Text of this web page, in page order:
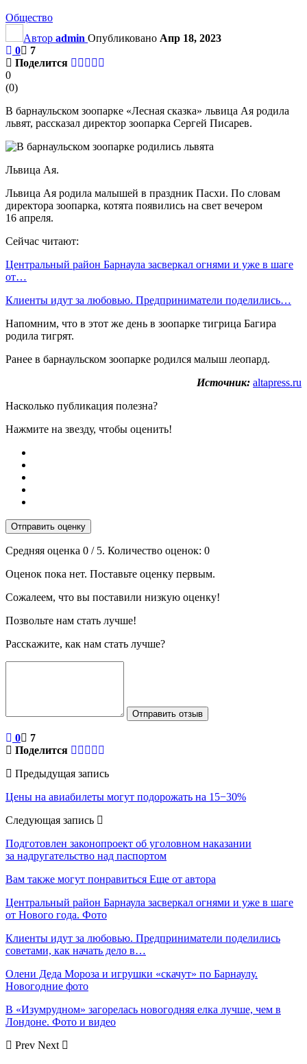
Общество
Автор admin Опубликовано Апр 18, 2023
0
7
Поделится
0
(0)
В барнаульском зоопарке «Лесная сказка» львица Ая родила
львят, рассказал директор зоопарка Сергей Писарев.
Львица Ая.
Львица Ая родила малышей в праздник Пасхи. По словам
директора зоопарка, котята появились на свет вечером
16 апреля.
Сейчас читают:
Центральный район Барнаула засверкал огнями и уже в шаге
от…
Клиенты идут за любовью. Предприниматели поделились…
Напомним, что в этот же день в зоопарке тигрица Багира
родила тигрят.
Ранее в барнаульском зоопарке родился малыш леопард.
Источник: altapress.ru
Насколько публикация полезна?
Нажмите на звезду, чтобы оценить!
Отправить оценку
Средняя оценка 0 / 5. Количество оценок: 0
Оценок пока нет. Поставьте оценку первым.
Сожалеем, что вы поставили низкую оценку!
Позвольте нам стать лучше!
Расскажите, как нам стать лучше?
Отправить отзыв
0
7
Поделится
Предыдущая запись
Цены на авиабилеты могут подорожать на 15−30%
Следующая запись
Подготовлен законопроект об уголовном наказании
за надругательство над паспортом
Вам также могут понравиться Еще от автора
Центральный район Барнаула засверкал огнями и уже в шаге
от Нового года. Фото
Клиенты идут за любовью. Предприниматели поделились
советами, как начать дело в…
Олени Деда Мороза и игрушки «скачут» по Барнаулу.
Новогодние фото
В «Изумрудном» загорелась новогодняя елка лучше, чем в
Лондоне. Фото и видео
Prev Next